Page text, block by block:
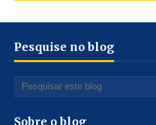
Pesquise no blog
Sobre o blog